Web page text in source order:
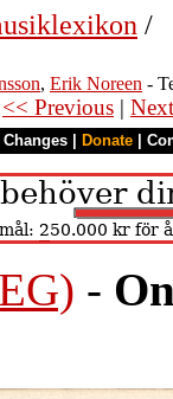
/
, Erik Noreen -
<< Previous |
Changes Donate
-